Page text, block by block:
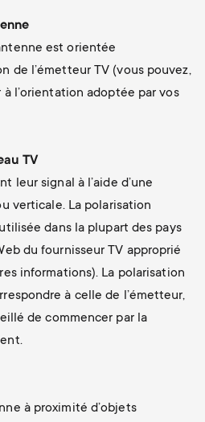
est orientée
de l’émetteur TV (vous pouvez,
l’orientation adoptée par vos
TV
leur signal à l’aide d’une
verticale. La polarisation
dans la plupart des pays
du fournisseur TV approprié
informations). La polarisation
à celle de l’émetteur,
de commencer par la
à proximité d’objets